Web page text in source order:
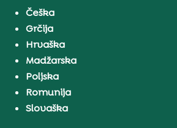
Češka
Grčija
Hrvaška
Madžarska
Poljska
Romunija
Slovaška